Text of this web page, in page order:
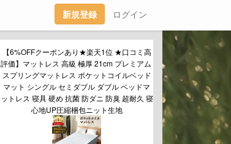
新規登録 ログイン
【6%OFFクーポンあり★楽天1位 ★口コミ高
評価】マットレス 高級 極厚 21cm プレミアム
スプリングマットレス ポケットコイルベッド
マット シングル セミダブル ダブル ベッドマ
ットレス 寝具 硬め 抗菌 防ダニ 防臭 超耐久 寝
心地UP圧縮梱包ニット生地